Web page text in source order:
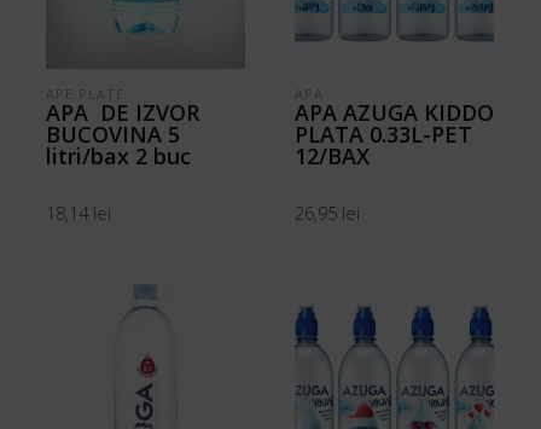
APE PLATE
APA DE IZVOR
BUCOVINA 5
litri/bax 2 buc
18,14 lei
APA
APA AZUGA KIDDO
PLATA 0.33L-PET
12/BAX
26,95 lei